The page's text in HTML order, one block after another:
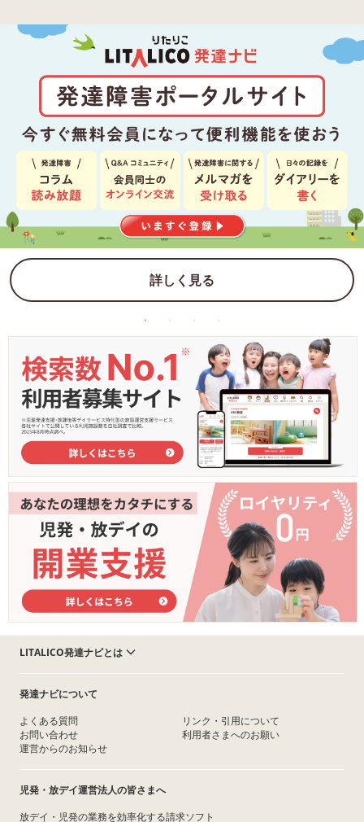
詳しく見る
LITALICO発達ナビとは
発達ナビについて
よくある質問
お問い合わせ
運営からのお知らせ
リンク・引用について
利用者さまへのお願い
児発・放デイ運営法人の皆さまへ
放デイ・児発の業務を効率化する請求ソフト